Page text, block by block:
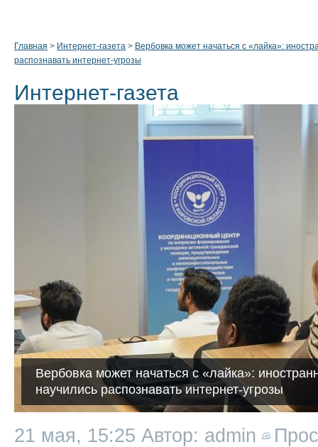
Главная > Интернет-газета > Вербовка может начаться с «лайка»:
распознавать интернет-угрозы
Интернет-газета
Вербовка может начаться с «лайка»:
научились распознавать интернет-угрозы
21 мая, 15:25 Автор: admin